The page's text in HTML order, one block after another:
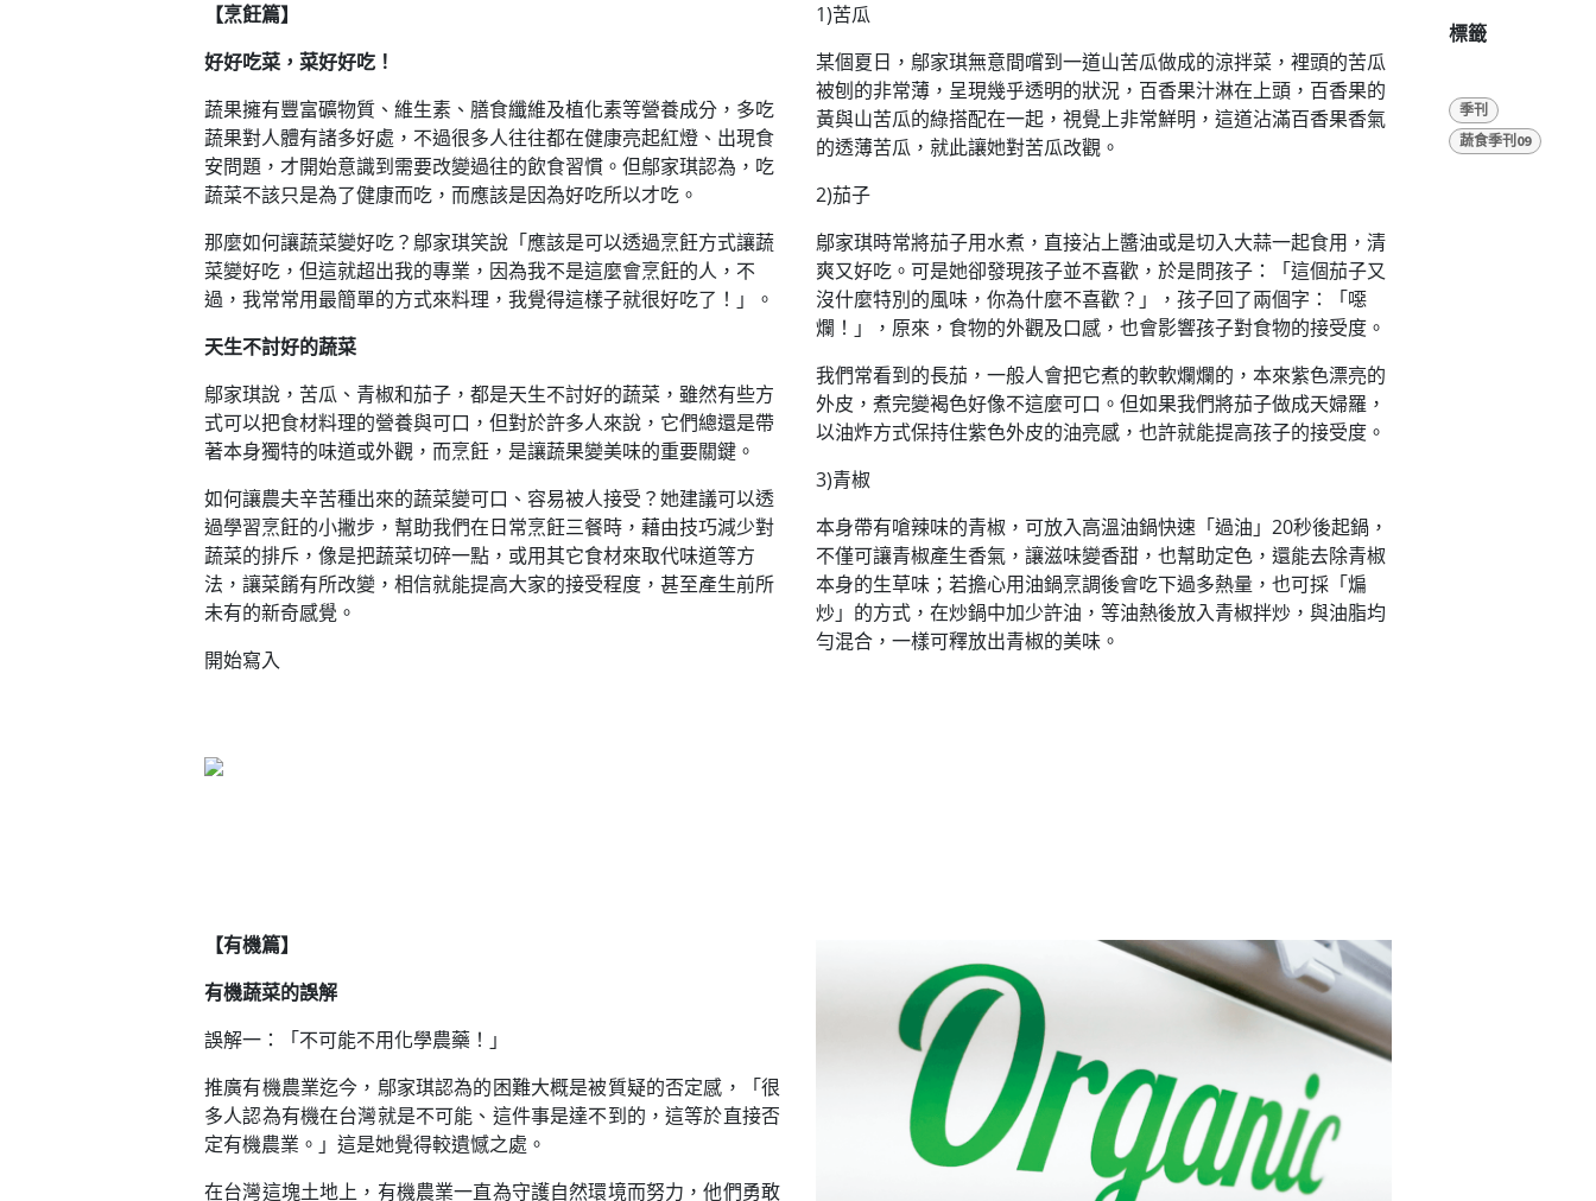
【烹飪篇】
好好吃菜，菜好好吃！
蔬果擁有豐富礦物質、維生素、膳食纖維及植化素等營養成分，多吃
蔬果對人體有諸多好處，不過很多人往往都在健康亮起紅燈、出現食
安問題，才開始意識到需要改變過往的飲食習慣。但鄔家琪認為，吃
蔬菜不該只是為了健康而吃，而應該是因為好吃所以才吃。
那麼如何讓蔬菜變好吃？鄔家琪笑說「應該是可以透過烹飪方式讓蔬
菜變好吃，但這就超出我的專業，因為我不是這麼會烹飪的人，不
過，我常常用最簡單的方式來料理，我覺得這樣子就很好吃了！」。
天生不討好的蔬菜
鄔家琪說，苦瓜、青椒和茄子，都是天生不討好的蔬菜，雖然有些方
式可以把食材料理的營養與可口，但對於許多人來說，它們總還是帶
著本身獨特的味道或外觀，而烹飪，是讓蔬果變美味的重要關鍵。
如何讓農夫辛苦種出來的蔬菜變可口、容易被人接受？她建議可以透
過學習烹飪的小撇步，幫助我們在日常烹飪三餐時，藉由技巧減少對
蔬菜的排斥，像是把蔬菜切碎一點，或用其它食材來取代味道等方
法，讓菜餚有所改變，相信就能提高大家的接受程度，甚至產生前所
未有的新奇感覺。
開始寫入
1)苦瓜
某個夏日，鄔家琪無意間嚐到一道山苦瓜做成的涼拌菜，裡頭的苦瓜
被刨的非常薄，呈現幾乎透明的狀況，百香果汁淋在上頭，百香果的
黃與山苦瓜的綠搭配在一起，視覺上非常鮮明，這道沾滿百香果香氣
的透薄苦瓜，就此讓她對苦瓜改觀。
2)茄子
鄔家琪時常將茄子用水煮，直接沾上醬油或是切入大蒜一起食用，清
爽又好吃。可是她卻發現孩子並不喜歡，於是問孩子：「這個茄子又
沒什麼特別的風味，你為什麼不喜歡？」，孩子回了兩個字：「噁
爛！」，原來，食物的外觀及口感，也會影響孩子對食物的接受度。
我們常看到的長茄，一般人會把它煮的軟軟爛爛的，本來紫色漂亮的
外皮，煮完變褐色好像不這麼可口。但如果我們將茄子做成天婦羅，
以油炸方式保持住紫色外皮的油亮感，也許就能提高孩子的接受度。
3)青椒
本身帶有嗆辣味的青椒，可放入高溫油鍋快速「過油」20秒後起鍋，
不僅可讓青椒產生香氣，讓滋味變香甜，也幫助定色，還能去除青椒
本身的生草味；若擔心用油鍋烹調後會吃下過多熱量，也可採「煸
炒」的方式，在炒鍋中加少許油，等油熱後放入青椒拌炒，與油脂均
勻混合，一樣可釋放出青椒的美味。
【有機篇】
有機蔬菜的誤解
誤解一：「不可能不用化學農藥！」
推廣有機農業迄今，鄔家琪認為的困難大概是被質疑的否定感，「很
多人認為有機在台灣就是不可能、這件事是達不到的，這等於直接否
定有機農業。」這是她覺得較遺憾之處。
在台灣這塊土地上，有機農業一直為守護自然環境而努力，他們勇敢
標籤
季刊
蔬食季刊09